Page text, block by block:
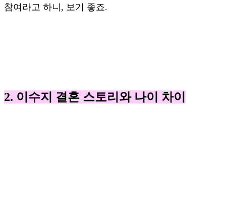
참여라고 하니, 보기 좋죠.
2. 이수지 결혼 스토리와 나이 차이